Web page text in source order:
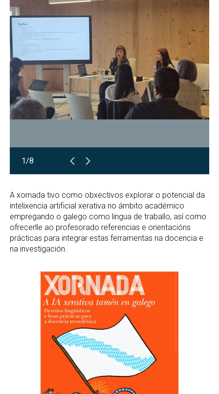
1/8
A xornada tivo como obxectivos explorar o potencial da
intelixencia artificial xerativa no ámbito académico
empregando o galego como lingua de traballo, así como
ofrecerlle ao profesorado referencias e orientacións
prácticas para integrar estas ferramentas na docencia e
na investigación.